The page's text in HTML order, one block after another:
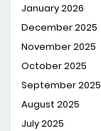
January 2026
December 2025
November 2025
October 2025
September 2025
August 2025
July 2025